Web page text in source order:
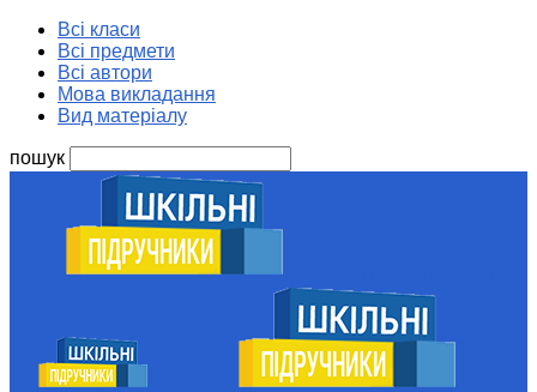
Всі класи
Всі предмети
Всі автори
Мова викладання
Вид матеріалу
пошук